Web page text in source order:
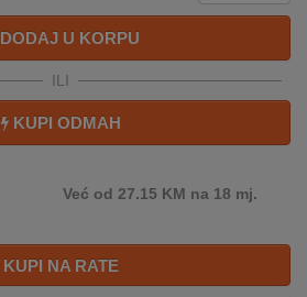
DODAJ U KORPU
ILI
KUPI ODMAH
Već od 27.15 KM na 18 mj.
KUPI NA RATE